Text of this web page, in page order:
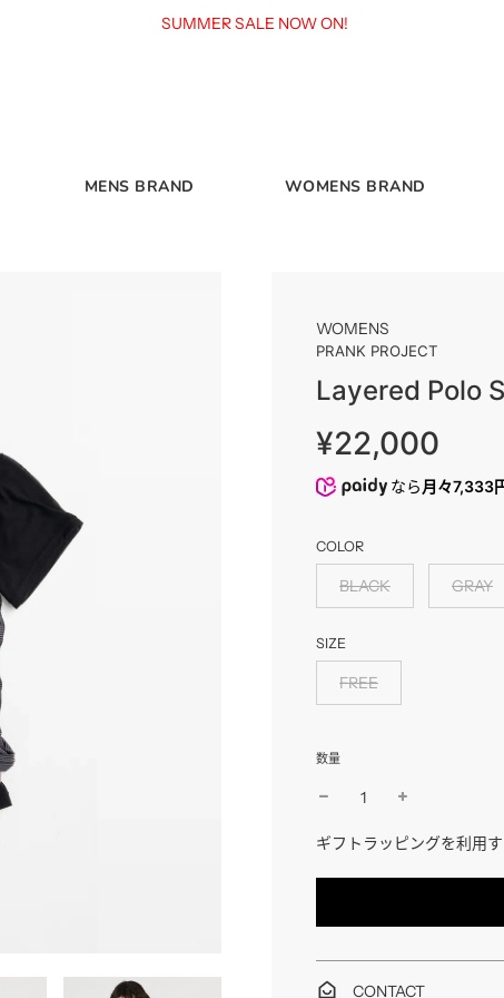
SUMMER SALE NOW ON!
MENS BRAND WOMENS BRAND
WOMENS
PRANK PROJECT
Layered Polo
販
売
価
通
常
価
¥22,000
なら 月々7,333
COLOR
BLACK GRAY
SIZE
FREE
数量
ギフトラッピングを利用
CONTACT